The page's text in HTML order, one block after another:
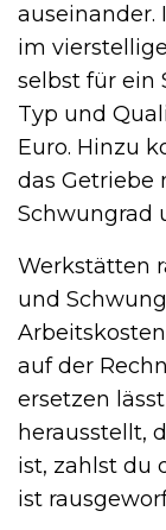
auseinander.
im
selbst für ein
Typ und
Euro. Hinzu
das Getriebe
Schwungrad
Werkstätten
und
auf der
ersetzen
herausstellt,
ist, zahlst du
ist